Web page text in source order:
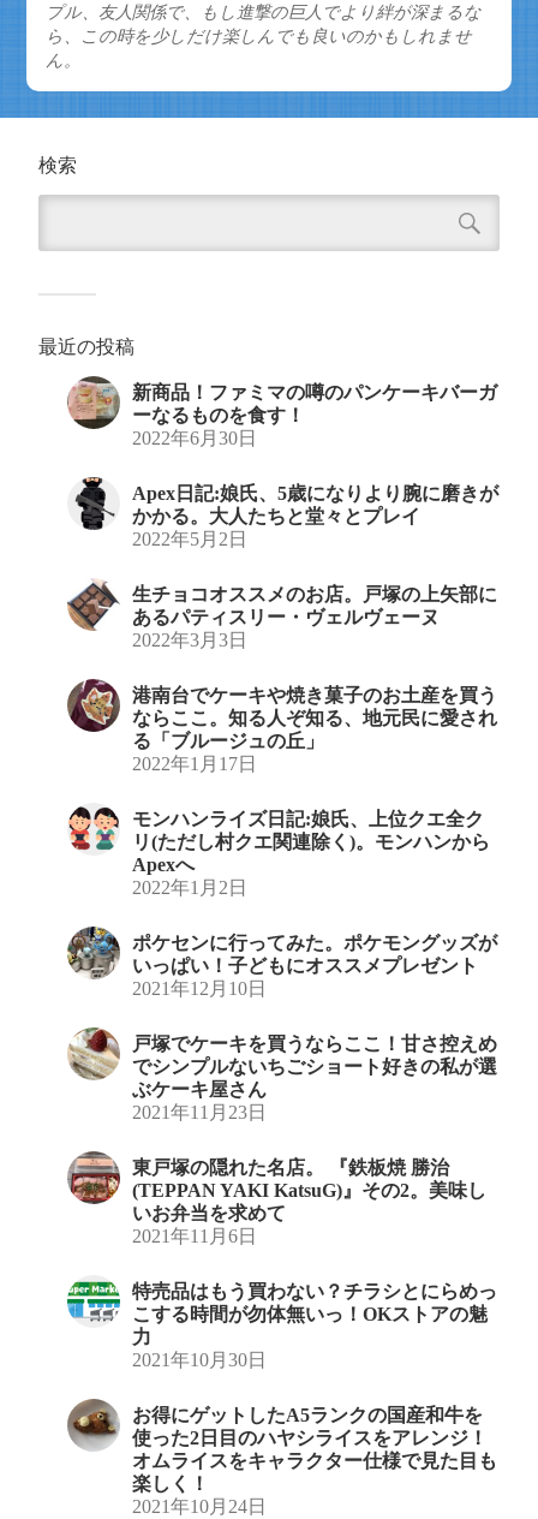
プル、友人関係で、もし進撃の巨人でより絆が深まるな
ら、この時を少しだけ楽しんでも良いのかもしれませ
ん。
検索
最近の投稿
新商品！ファミマの噂のパンケーキバーガ
ーなるものを食す！
2022年6月30日
Apex日記:娘氏、5歳になりより腕に磨きが
かかる。大人たちと堂々とプレイ
2022年5月2日
生チョコオススメのお店。戸塚の上矢部に
あるパティスリー・ヴェルヴェーヌ
2022年3月3日
港南台でケーキや焼き菓子のお土産を買う
ならここ。知る人ぞ知る、地元民に愛され
る「ブルージュの丘」
2022年1月17日
モンハンライズ日記:娘氏、上位クエ全ク
リ(ただし村クエ関連除く)。モンハンから
Apexへ
2022年1月2日
ポケセンに行ってみた。ポケモングッズが
いっぱい！子どもにオススメプレゼント
2021年12月10日
戸塚でケーキを買うならここ！甘さ控えめ
でシンプルないちごショート好きの私が選
ぶケーキ屋さん
2021年11月23日
東戸塚の隠れた名店。 『鉄板焼 勝治
(TEPPAN YAKI KatsuG)』その2。美味し
いお弁当を求めて
2021年11月6日
特売品はもう買わない？チラシとにらめっ
こする時間が勿体無いっ！OKストアの魅
力
2021年10月30日
お得にゲットしたA5ランクの国産和牛を
使った2日目のハヤシライスをアレンジ！
オムライスをキャラクター仕様で見た目も
楽しく！
2021年10月24日